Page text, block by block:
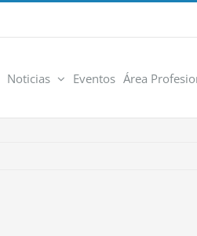
Noticias Eventos Área